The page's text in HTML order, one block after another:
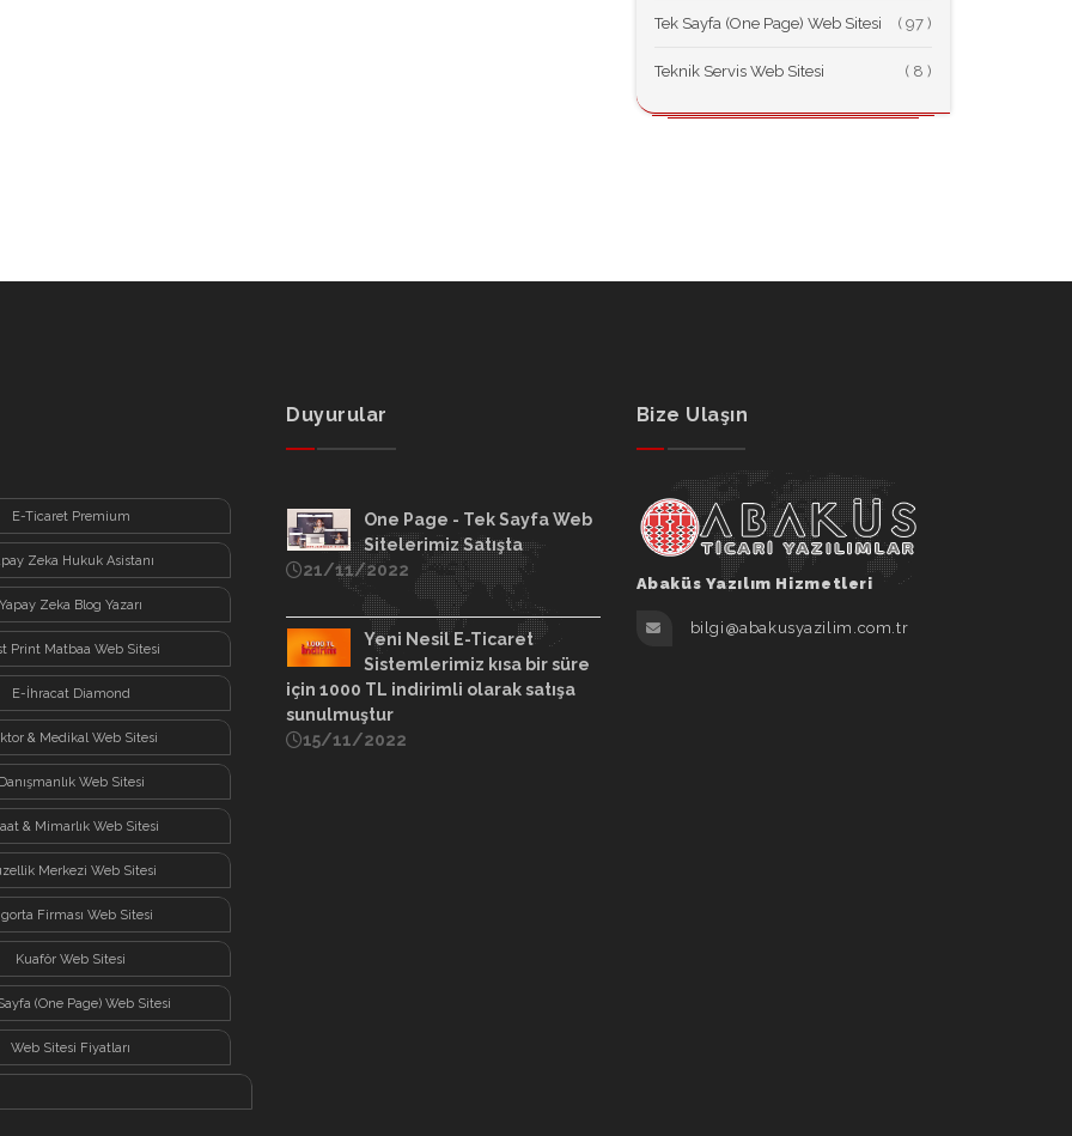
Tek Sayfa (One Page) Web Sitesi (
Teknik Servis Web Sitesi (
E-Ticaret Premium
Zeka Hukuk Asistanı
Yapay Zeka Blog Yazarı
Print Matbaa Web Sitesi
E-İhracat Diamond
& Medikal Web Sitesi
Web Sitesi
& Mimarlık Web Sitesi
Merkezi Web Sitesi
Firması Web Sitesi
Kuaför Web Sitesi
(One Page) Web Sitesi
Web Sitesi Fiyatları
Duyurular
One Page - Tek Sayfa Web
Sitelerimiz Satışta
21/11/2022
Yeni Nesil E-Ticaret
Sistemlerimiz kısa bir süre
için 1000 TL indirimli olarak satışa
sunulmuştur
15/11/2022
Bize Ulaşın
Abaküs Yazılım Hizmetleri
bilgi@abakusyazilim.com.tr